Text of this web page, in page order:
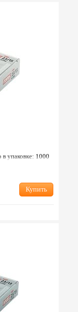
упаковке: 1000
Купить